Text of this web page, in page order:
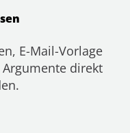
E-Mail-Vorlage
direkt